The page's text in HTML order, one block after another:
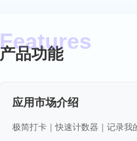
产品功能
应用市场介绍
极简打卡｜快速计数器｜记录我